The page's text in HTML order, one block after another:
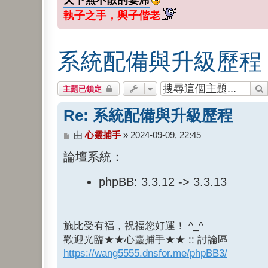
執子之手，與子偕老
系統配備與升級歷程
主題已鎖定
Re: 系統配備與升級歷程
文
由心靈捕手» 2024-09-09, 22:45
論壇系統：
phpBB: 3.3.12 -> 3.3.13
施比受有福，祝福您好運！ ^_^
歡迎光臨★★心靈捕手★★ :: 討論區
https://wang5555.dnsfor.me/phpBB3/